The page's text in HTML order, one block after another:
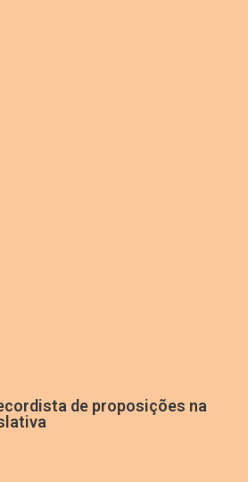
de proposições na